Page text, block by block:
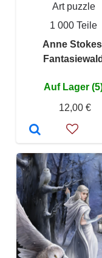
Art puzzle
1 000 Teile
Anne
Fantasiewald
Auf Lager
12,00 €